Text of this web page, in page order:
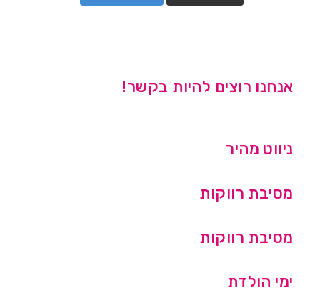
אנחנו רוצים להיות בקשר!
ניווט מהיר
מסיבת רווקות
מסיבת רווקות
ימי הולדת